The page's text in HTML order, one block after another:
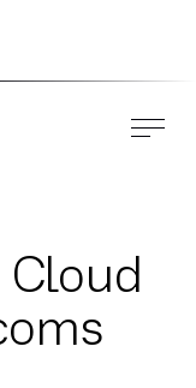
Cloud